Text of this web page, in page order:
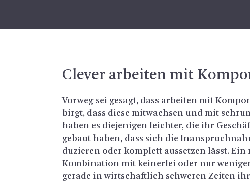
Cle­ver ar­bei­ten mit
Vor­weg sei ge­sagt, dass ar­bei­ten mit
birgt, dass diese mit­wach­sen und mit
haben es die­je­ni­gen leich­ter, die ihr
ge­baut haben, dass sich die
du­zie­ren oder kom­plett aus­set­zen lässt.
Kom­bi­na­ti­on mit kei­ner­lei oder nur
ge­ra­de in wirt­schaft­lich schwe­ren Zei­ten